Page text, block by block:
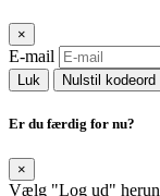
×
E-mail
Luk Nulstil kodeord
Er du færdig for nu?
×
Vælg "Log ud"